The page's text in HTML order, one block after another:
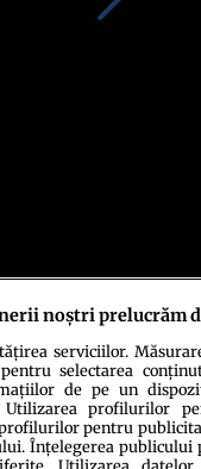
noștri prelucrăm
serviciilor.
selectarea
de pe un
Utilizarea profilurilor
pentru
Înțelegerea publicului
Utilizarea